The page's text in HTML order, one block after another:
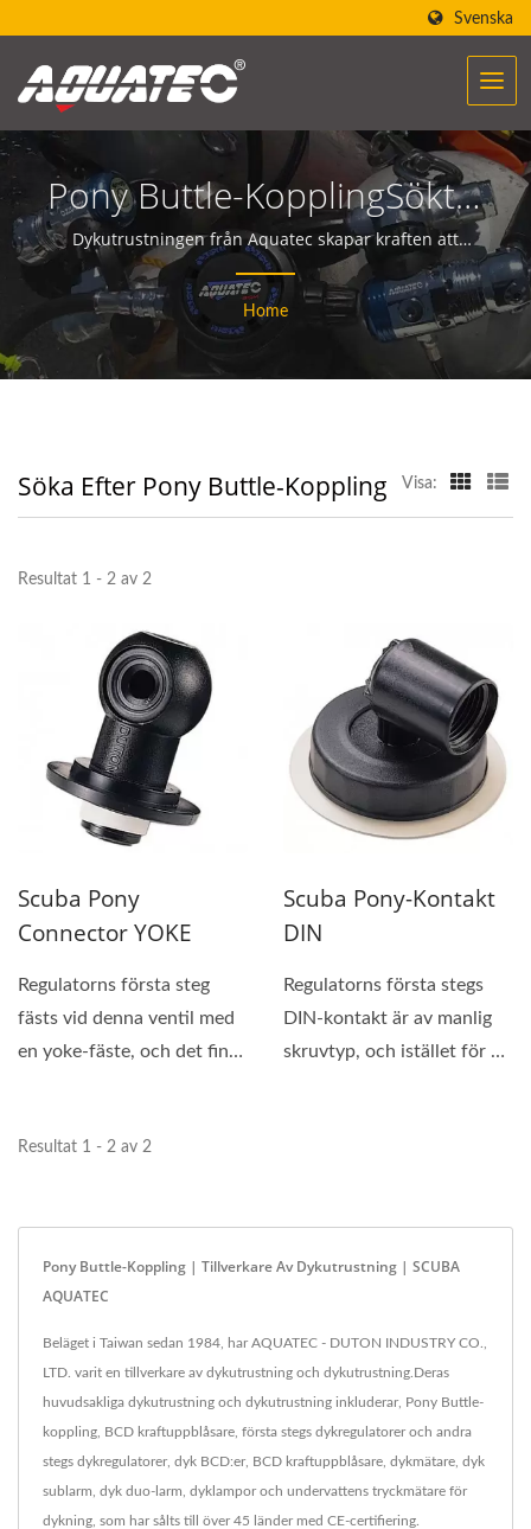
Svenska
Pony Buttle-KopplingSökt |
Över 40 Års Tillverkare Av
Dykutrustning Och -
Utrustning | SCUBA
AQUATEC
Dykutrustningen från Aquatec skapar kraften att
hjälpa människor att möta och kommunicera med
havet.
Home
Söka Efter Pony Buttle-Koppling Visa:
Resultat 1 - 2 av 2
Scuba Pony
Connector YOKE
Regulatorns första steg
fästs vid denna ventil med
en yoke-fäste, och det finns
Scuba Pony-Kontakt
DIN
Regulatorns första stegs
DIN-kontakt är av manlig
skruvtyp, och istället för att
Resultat 1 - 2 av 2
Pony Buttle-Koppling | Tillverkare Av Dykutrustning | SCUBA
AQUATEC
Beläget i Taiwan sedan 1984, har AQUATEC - DUTON INDUSTRY CO.,
LTD. varit en tillverkare av dykutrustning och dykutrustning.Deras
huvudsakliga dykutrustning och dykutrustning inkluderar, Pony Buttle-
koppling, BCD kraftuppblåsare, första stegs dykregulatorer och andra
stegs dykregulatorer, dyk BCD:er, BCD kraftuppblåsare, dykmätare, dyk
sublarm, dyk duo-larm, dyklampor och undervattens tryckmätare för
dykning, som har sålts till över 45 länder med CE-certifiering.